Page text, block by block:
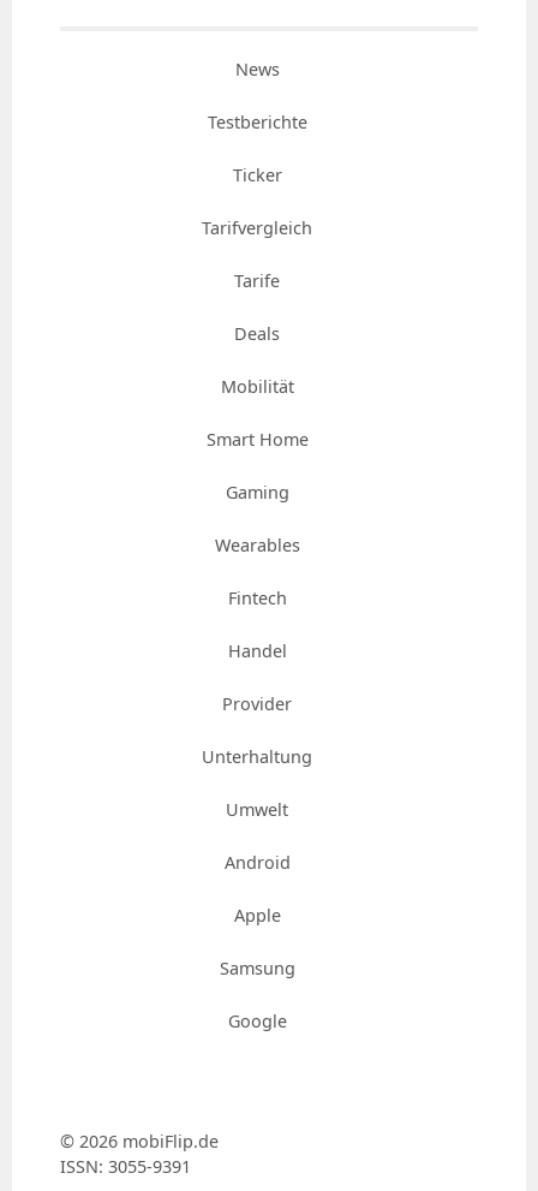
News
Testberichte
Ticker
Tarifvergleich
Tarife
Deals
Mobilität
Smart Home
Gaming
Wearables
Fintech
Handel
Provider
Unterhaltung
Umwelt
Android
Apple
Samsung
Google
© 2026 mobiFlip.de
ISSN: 3055-9391